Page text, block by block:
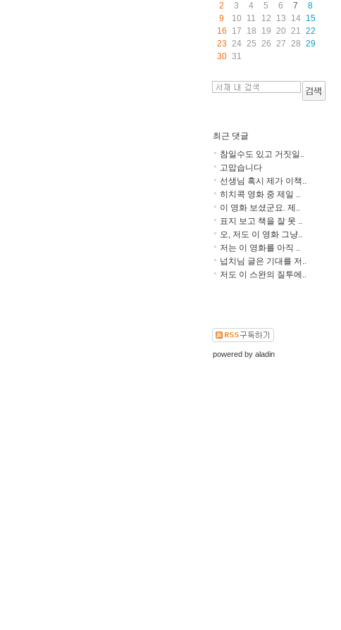
2
3 4 5 6 7
8
9
10 11 12 13 14
15
16
17 18 19 20 21 22
23 24 25 26 27 28 29
30 31
최근 댓글
참일수도 있고 거짓일..
고맙습니다
선생님 혹시 제가 이책..
히치콕 영화 중 제일 ..
이 영화 보셨군요. 제..
표지 보고 책을 잘 못 ..
오, 저도 이 영화 그냥..
저는 이 영화를 아직 ..
넙치님 글은 기대를 저..
저도 이 스완의 질투에..
powered by aladin